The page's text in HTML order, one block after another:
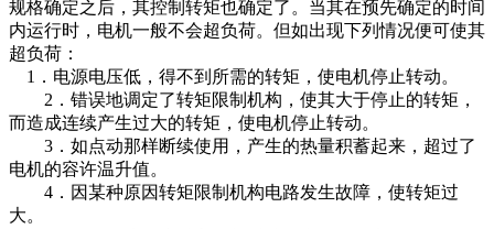
规格确定之后，其控制转矩也确定了。当其在预先确定的时间
内运行时，电机一般不会超负荷。但如出现下列情况便可使其
超负荷：
1．电源电压低，得不到所需的转矩，使电机停止转动。
2．错误地调定了转矩限制机构，使其大于停止的转矩，
而造成连续产生过大的转矩，使电机停止转动。
3．如点动那样断续使用，产生的热量积蓄起来，超过了
电机的容许温升值。
4．因某种原因转矩限制机构电路发生故障，使转矩过
大。